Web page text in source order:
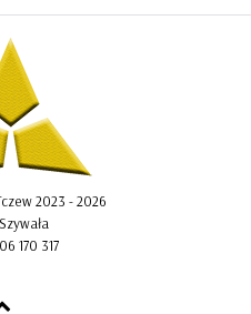
2023 - 2026
170 317